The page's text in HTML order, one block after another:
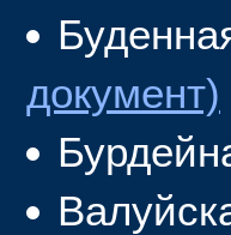
документ)